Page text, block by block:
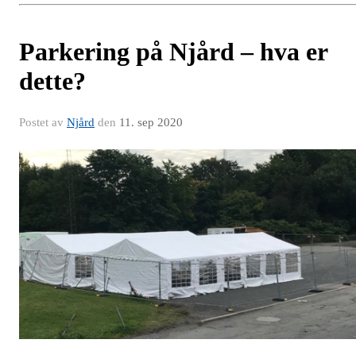
Parkering på Njård – hva er
dette?
Postet av Njård den 11. sep 2020